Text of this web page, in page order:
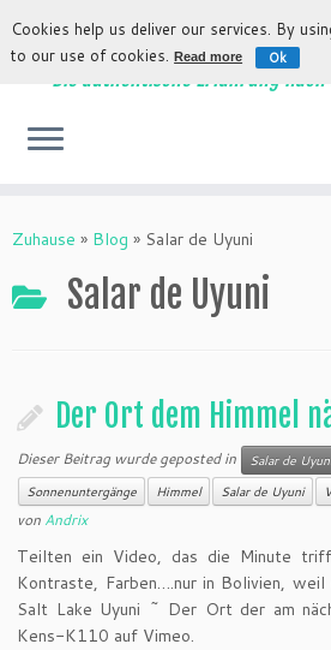
Die authentische Erfahrung
Zuhause » Blog » Salar de Uyuni
Salar de Uyuni
Der Ort dem Himmel
Dieser Beitrag wurde geposted in Salar de
Sonnenuntergänge Himmel Salar de Uyuni
von Andrix
Teilten ein Video, das die Minute
Kontraste, Farben….nur in Bolivien,
Salt Lake Uyuni ~ Der Ort der am
Kens-K110 auf Vimeo.
Cookies help us deliver our services. By
to our use of cookies.Read more Ok